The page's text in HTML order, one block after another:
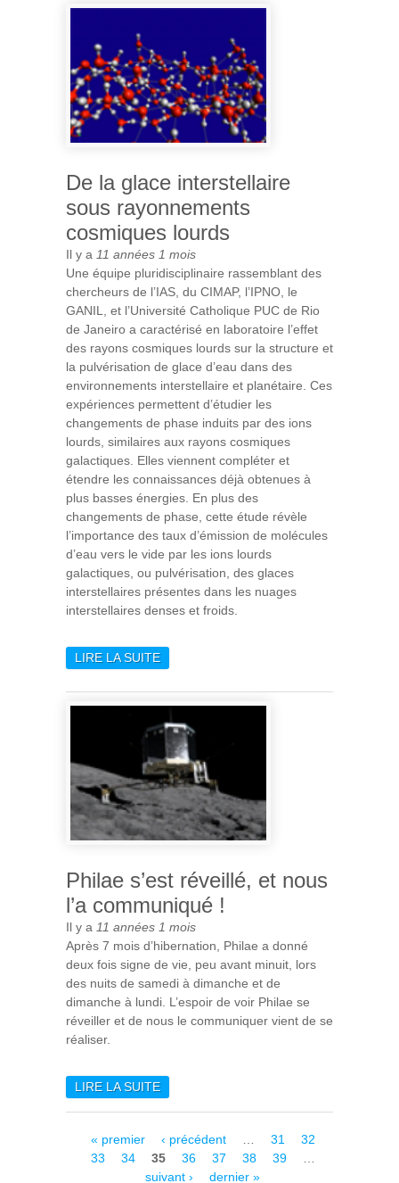
De la glace interstellaire
sous rayonnements
cosmiques lourds
Il y a 11 années 1 mois
Une équipe pluridisciplinaire rassemblant des
chercheurs de l’IAS, du CIMAP, l’IPNO, le
GANIL, et l’Université Catholique PUC de Rio
de Janeiro a caractérisé en laboratoire l’effet
des rayons cosmiques lourds sur la structure et
la pulvérisation de glace d’eau dans des
environnements interstellaire et planétaire. Ces
expériences permettent d’étudier les
changements de phase induits par des ions
lourds, similaires aux rayons cosmiques
galactiques. Elles viennent compléter et
étendre les connaissances déjà obtenues à
plus basses énergies. En plus des
changements de phase, cette étude révèle
l’importance des taux d’émission de molécules
d’eau vers le vide par les ions lourds
galactiques, ou pulvérisation, des glaces
interstellaires présentes dans les nuages
interstellaires denses et froids.
LIRE LA SUITEDE DE LA GLACE
RAYONNEMENTS
Philae s’est réveillé, et nous
l’a communiqué !
Il y a 11 années 1 mois
Après 7 mois d’hibernation, Philae a donné
deux fois signe de vie, peu avant minuit, lors
des nuits de samedi à dimanche et de
dimanche à lundi. L’espoir de voir Philae se
réveiller et de nous le communiquer vient de se
réaliser.
LIRE LA SUITEDE PHILAE S’EST RÉVEILLÉ,
Pages
« premier ‹ précédent … 31
32
33
34 35 36 37 38 39
…
suivant ›
dernier »